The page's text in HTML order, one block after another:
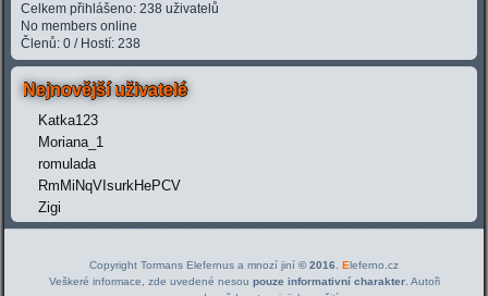
Celkem přihlášeno: 238 uživatelů
No members online
Členů: 0 / Hostí: 238
Nejnovější uživatelé
Katka123
Moriana_1
romulada
RmMiNqVIsurkHePCV
Zigi
Copyright Tormans Elefernus a mnozí jiní © 2016. Eleferno.cz
Veškeré informace, zde uvedené nesou pouze informativní charakter. Autoři